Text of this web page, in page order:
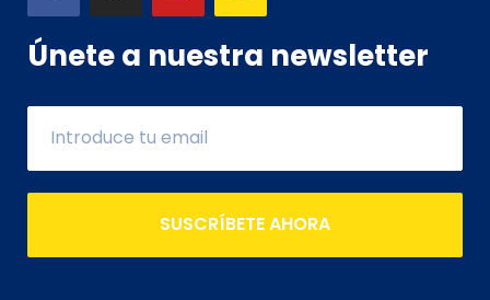
Únete a nuestra newsletter
SUSCRÍBETE AHORA